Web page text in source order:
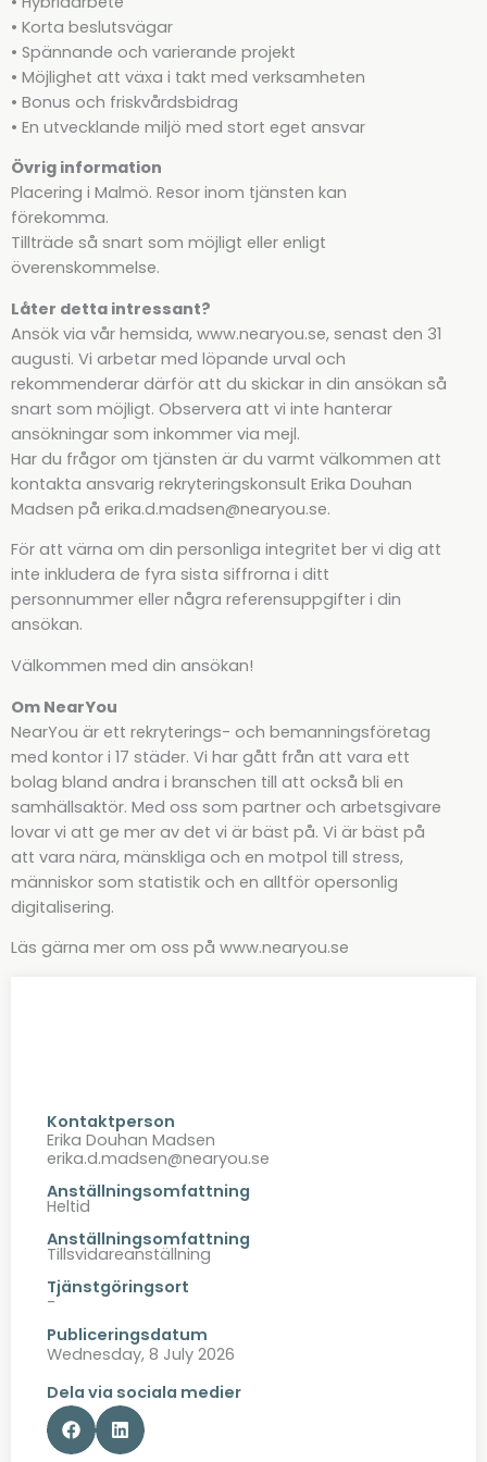
• Korta beslutsvägar
• Spännande och varierande projekt
• Möjlighet att växa i takt med verksamheten
• Bonus och friskvårdsbidrag
• En utvecklande miljö med stort eget ansvar
Övrig information
Placering i Malmö. Resor inom tjänsten kan
förekomma.
Tillträde så snart som möjligt eller enligt
överenskommelse.
Låter detta intressant?
Ansök via vår hemsida, www.nearyou.se, senast den 31
augusti. Vi arbetar med löpande urval och
rekommenderar därför att du skickar in din ansökan så
snart som möjligt. Observera att vi inte hanterar
ansökningar som inkommer via mejl.
Har du frågor om tjänsten är du varmt välkommen att
kontakta ansvarig rekryteringskonsult Erika Douhan
Madsen på erika.d.madsen@nearyou.se.
För att värna om din personliga integritet ber vi dig att
inte inkludera de fyra sista siffrorna i ditt
personnummer eller några referensuppgifter i din
ansökan.
Välkommen med din ansökan!
Om NearYou
NearYou är ett rekryterings- och bemanningsföretag
med kontor i 17 städer. Vi har gått från att vara ett
bolag bland andra i branschen till att också bli en
samhällsaktör. Med oss som partner och arbetsgivare
lovar vi att ge mer av det vi är bäst på. Vi är bäst på
att vara nära, mänskliga och en motpol till stress,
människor som statistik och en alltför opersonlig
digitalisering.
Läs gärna mer om oss på www.nearyou.se
Kontaktperson
Erika Douhan Madsen
erika.d.madsen@nearyou.se
Anställningsomfattning
Heltid
Anställningsomfattning
Tillsvidareanställning
Tjänstgöringsort
-
Publiceringsdatum
Wednesday, 8 July 2026
Dela via sociala medier